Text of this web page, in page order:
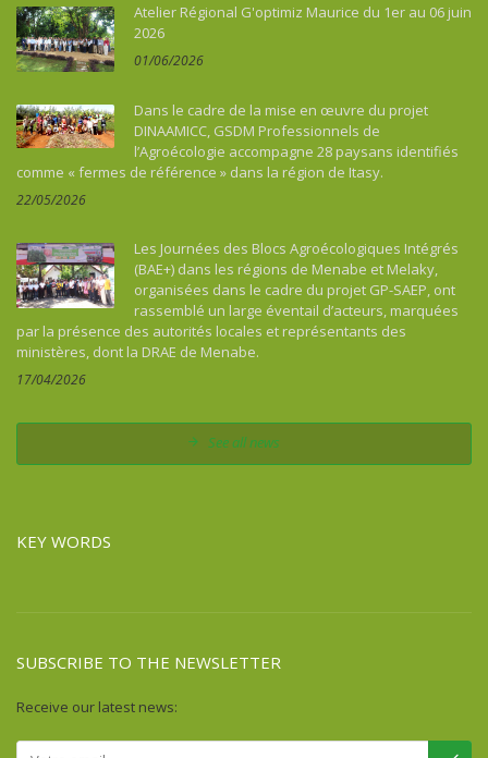
Atelier Régional G'optimiz Maurice du 1er au 06 juin
2026
01/06/2026
Dans le cadre de la mise en œuvre du projet
DINAAMICC, GSDM Professionnels de
l’Agroécologie accompagne 28 paysans identifiés
comme « fermes de référence » dans la région de Itasy.
22/05/2026
Les Journées des Blocs Agroécologiques Intégrés
(BAE+) dans les régions de Menabe et Melaky,
organisées dans le cadre du projet GP-SAEP, ont
rassemblé un large éventail d’acteurs, marquées
par la présence des autorités locales et représentants des
ministères, dont la DRAE de Menabe.
17/04/2026
See all news
KEY WORDS
SUBSCRIBE TO THE NEWSLETTER
Receive our latest news: